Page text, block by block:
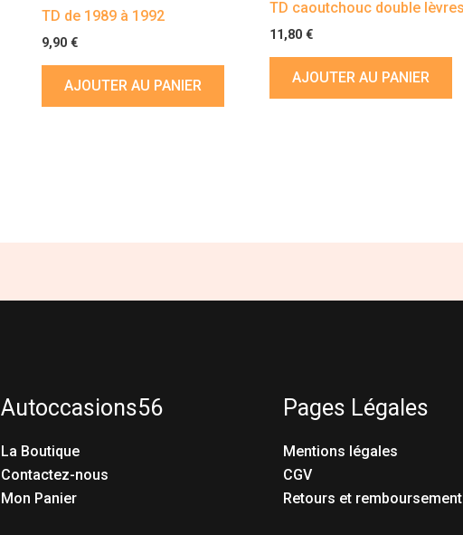
TD de 1989 à 1992
9,90€
AJOUTER AU PANIER
TD caoutchouc double
11,80 €
AJOUTER AU PANIER
Autoccasions56
La Boutique
Contactez-nous
Mon Panier
Pages Légales
Mentions légales
CGV
Retours et